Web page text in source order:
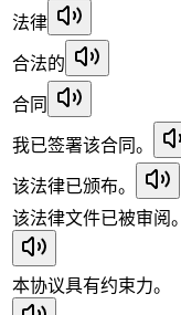
法律
合法的
合同
我已签署该合同。
该法律已颁布。
该法律文件已被审阅。
本协议具有约束力。